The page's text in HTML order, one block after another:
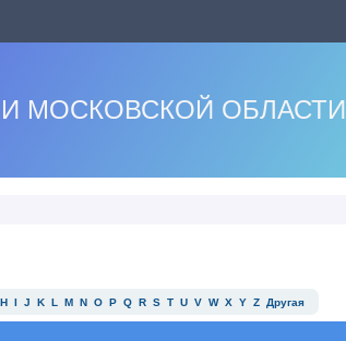
МОСКОВСКОЙ ОБЛАСТИ
H I J K L M N O P Q R S T U V W X Y Z Другая